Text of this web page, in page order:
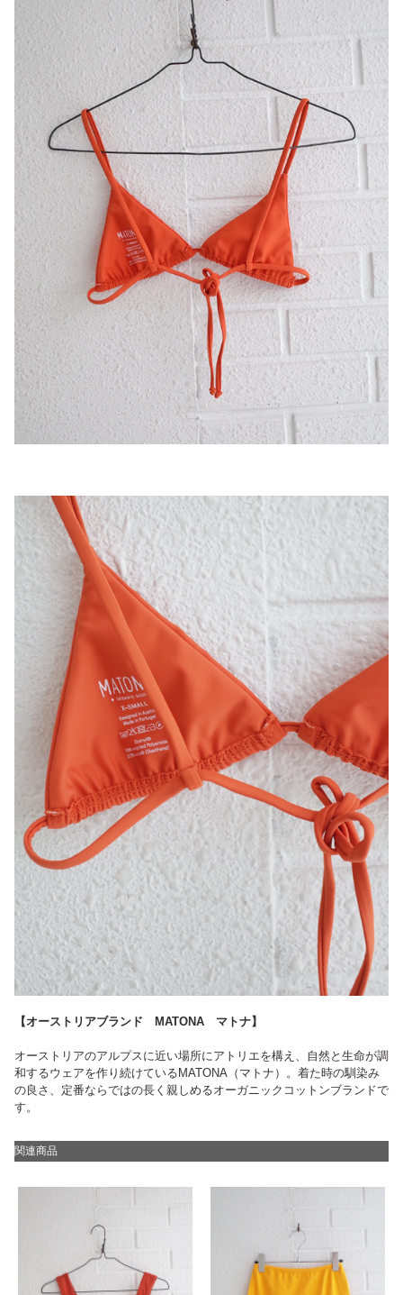
【オーストリアブランド MATONA マトナ】
オーストリアのアルプスに近い場所にアトリエを構え、自然と生命が調
和するウェアを作り続けているMATONA（マトナ）。着た時の馴染み
の良さ、定番ならではの長く親しめるオーガニックコットンブランドで
す。
関連商品